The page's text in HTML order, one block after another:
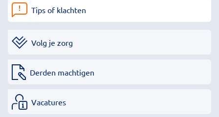
Tips of klachten
Volg je zorg
Derden machtigen
Vacatures